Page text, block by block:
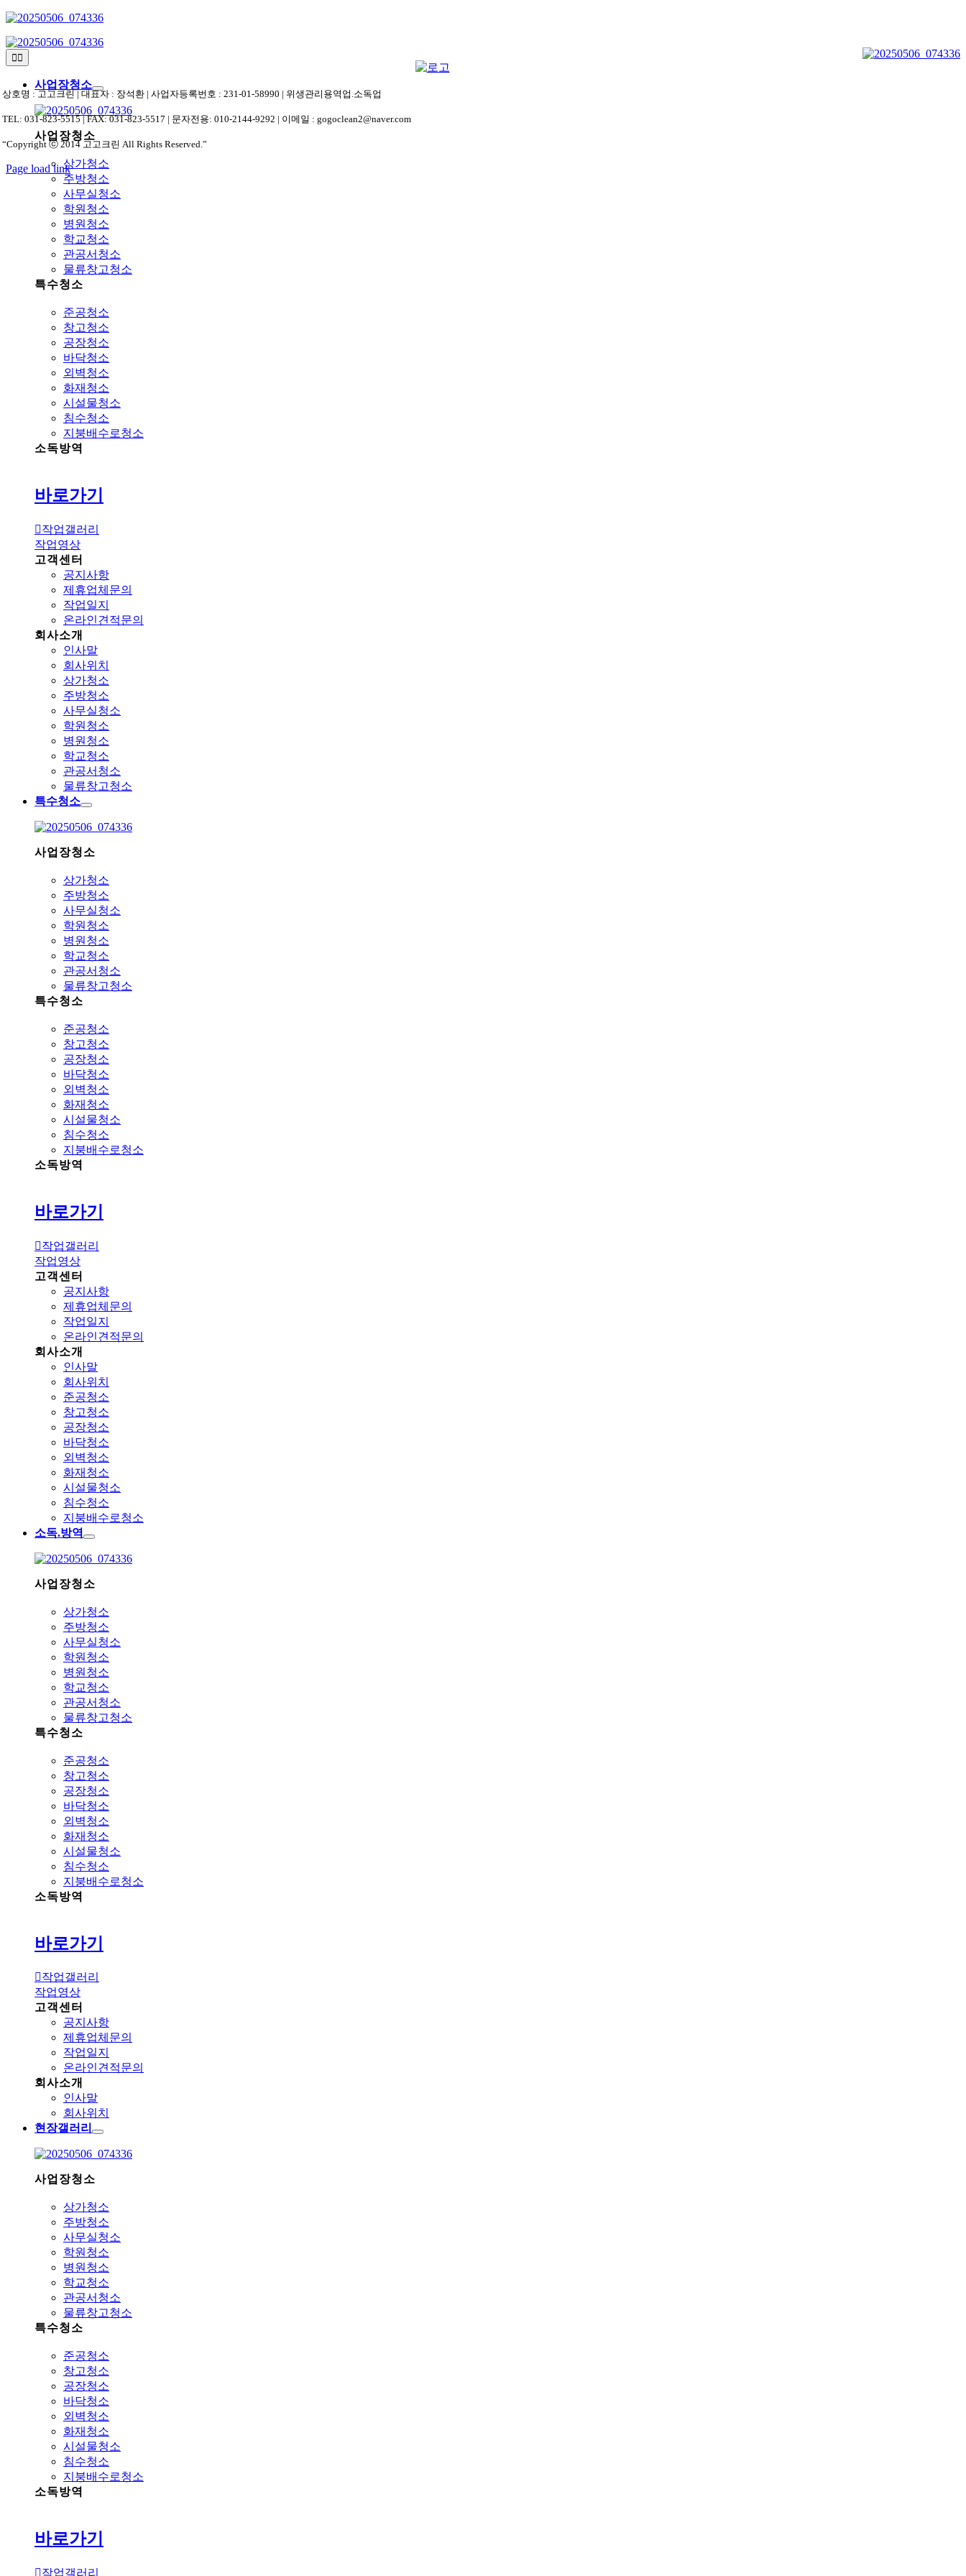
Skip
content
Toggle
Navigation
사업장청소
사업장청소
상가청소
주방청소
사무실청소
학원청소
병원청소
학교청소
관공서청소
물류창고청소
특수청소
준공청소
창고청소
공장청소
바닥청소
외벽청소
화재청소
시설물청소
침수청소
지붕배수로청소
소독방역
바로가기
작업갤러리
작업영상
고객센터
공지사항
제휴업체문의
작업일지
온라인견적문의
회사소개
인사말
회사위치
상가청소
주방청소
사무실청소
학원청소
병원청소
학교청소
관공서청소
물류창고청소
특수청소
사업장청소
상가청소
주방청소
사무실청소
학원청소
병원청소
학교청소
관공서청소
물류창고청소
특수청소
준공청소
창고청소
공장청소
바닥청소
외벽청소
화재청소
시설물청소
침수청소
지붕배수로청소
소독방역
바로가기
작업갤러리
작업영상
고객센터
공지사항
제휴업체문의
작업일지
온라인견적문의
회사소개
인사말
회사위치
준공청소
창고청소
공장청소
바닥청소
외벽청소
화재청소
시설물청소
침수청소
지붕배수로청소
소독.방역
사업장청소
상가청소
주방청소
사무실청소
학원청소
병원청소
학교청소
관공서청소
물류창고청소
특수청소
준공청소
창고청소
공장청소
바닥청소
외벽청소
화재청소
시설물청소
침수청소
지붕배수로청소
소독방역
바로가기
작업갤러리
작업영상
고객센터
공지사항
제휴업체문의
작업일지
온라인견적문의
회사소개
인사말
회사위치
현장갤러리
사업장청소
상가청소
주방청소
사무실청소
학원청소
병원청소
학교청소
관공서청소
물류창고청소
특수청소
준공청소
창고청소
공장청소
바닥청소
외벽청소
화재청소
시설물청소
침수청소
지붕배수로청소
소독방역
바로가기
작업갤러리
상호명 : 고고크린 | 대표자 : 장석환 | 사업자등록번호 : 231-01-58990 | 위생관리용역업.소독업
TEL: 031-823-5515 | FAX: 031-823-5517 | 문자전용: 010-2144-9292 | 이메일 : gogoclean2@naver.com
“Copyright ⓒ 2014 고고크린 All Rights Reserved.”
Page load link